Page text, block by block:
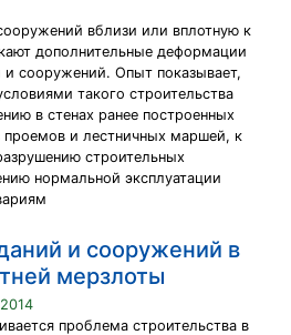
вблизи или вплотную к
дополнительные деформации
и сооружений. Опыт показывает,
такого строительства
в стенах ранее построенных
проемов и лестничных маршей, к
строительных
нормальной эксплуатации
и сооружений в
мерзлоты
проблема строительства в